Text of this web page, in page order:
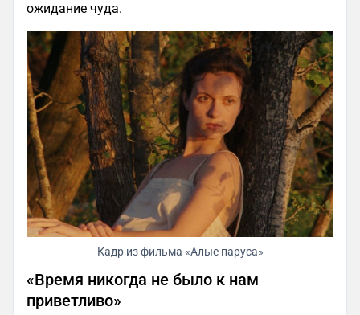
ожидание чуда.
Кадр из фильма «Алые паруса»
«Время никогда не было к нам
приветливо»